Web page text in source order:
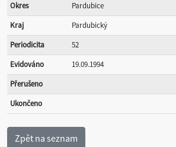
Okres
Pardubice
Kraj
Pardubický
Periodicita
52
Evidováno
19.09.1994
Přerušeno
Ukončeno